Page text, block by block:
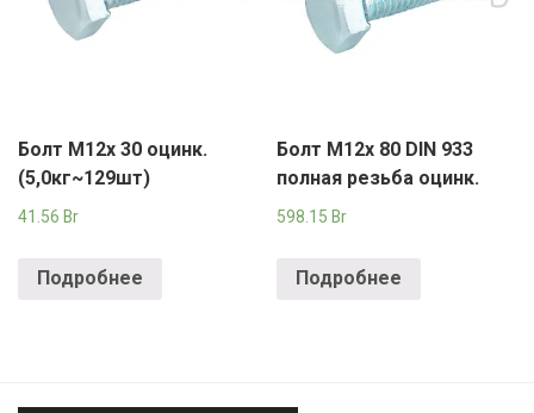
Болт М12х 30 оцинк.
(5,0кг~129шт)
41.56 Br
Подробнее
Болт М12х 80 DIN 933
полная резьба оцинк.
598.15 Br
Подробнее